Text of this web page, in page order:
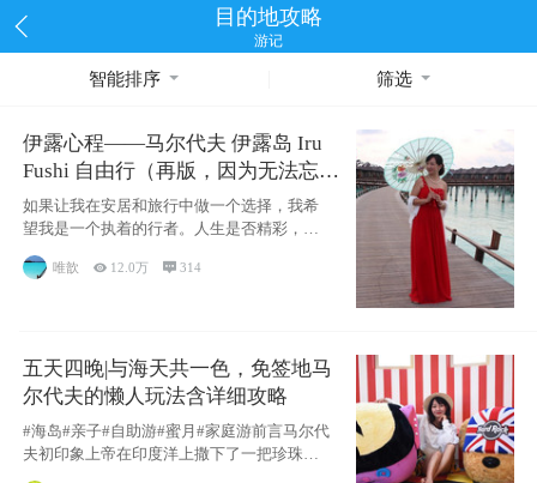
目的地攻略
游记
智能排序 筛选
伊露心程——马尔代夫 伊露岛 Iru
Fushi 自由行（再版，因为无法忘却
的留恋）
如果让我在安居和旅行中做一个选择，我希
望我是一个执着的行者。人生是否精彩，都
源于自己
唯歆  12.0万  314
五天四晚|与海天共一色，免签地马
尔代夫的懒人玩法含详细攻略
#海岛#亲子#自助游#蜜月#家庭游前言马尔代
夫初印象上帝在印度洋上撒下了一把珍珠，